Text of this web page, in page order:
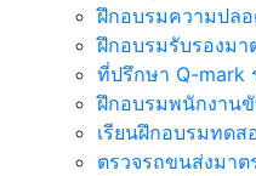
ฝึกอบรมความปล
ฝึกอบรมรับรองมา
ที่ปรึกษา Q-mark
ฝึกอบรมพนักงาน
เรียนฝึกอบรมทด
ตรวจรถขนส่งมา